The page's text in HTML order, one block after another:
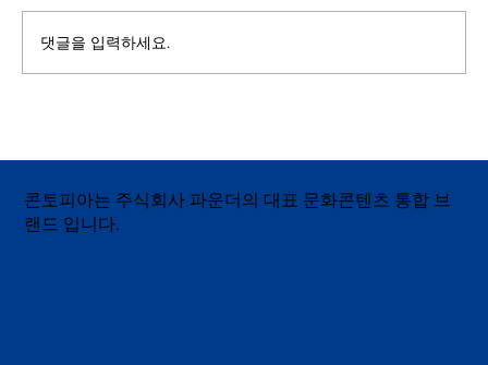
댓글을 입력하세요.
콘토피아는 주식회사 파운더의 대표 문화콘텐츠 통합 브
랜드 입니다.